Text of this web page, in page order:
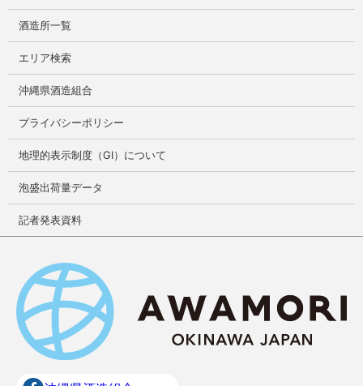
酒造所一覧
エリア検索
沖縄県酒造組合
プライバシーポリシー
地理的表示制度（GI）について
泡盛出荷量データ
記者発表資料